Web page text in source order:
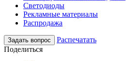
Светодиоды
Рекламные материалы
Распродажа
Задать вопрос
Распечатать
Поделиться